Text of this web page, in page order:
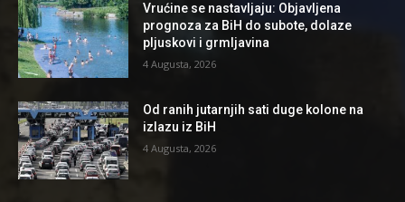
Vrućine se nastavljaju: Objavljena
prognoza za BiH do subote, dolaze
pljuskovi i grmljavina
4 Augusta, 2026
Od ranih jutarnjih sati duge kolone na
izlazu iz BiH
4 Augusta, 2026